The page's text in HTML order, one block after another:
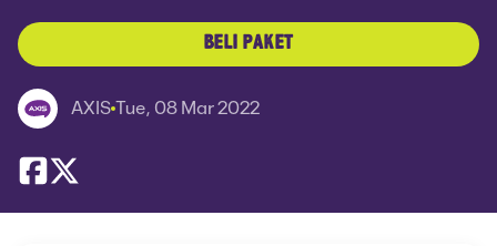
BELI PAKET
AXIS Tue, 08 Mar 2022